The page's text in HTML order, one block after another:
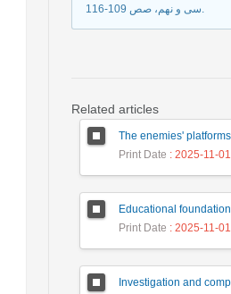
سی و نهم، صص 109-116.
Related articles
Print Date : 2025-11-01
Print Date : 2025-11-01